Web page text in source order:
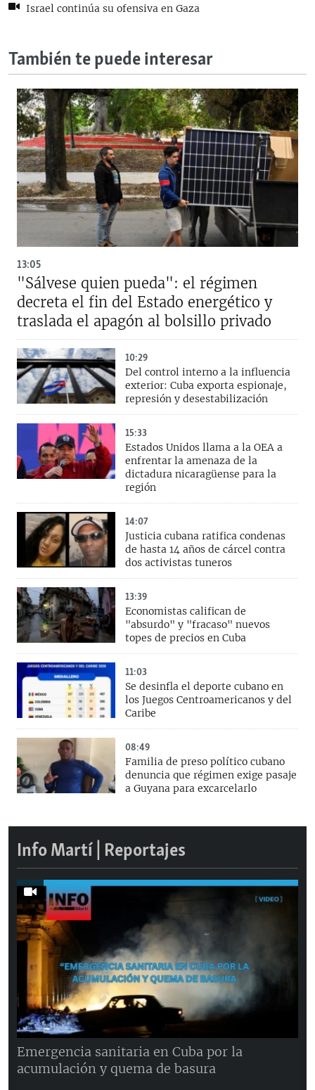
Israel continúa su ofensiva en Gaza
También te puede interesar
13:05
"Sálvese quien pueda": el régimen
decreta el fin del Estado energético y
traslada el apagón al bolsillo privado
10:29
Del control interno a la influencia
exterior: Cuba exporta espionaje,
represión y desestabilización
15:33
Estados Unidos llama a la OEA a
enfrentar la amenaza de la
dictadura nicaragüense para la
región
14:07
Justicia cubana ratifica condenas
de hasta 14 años de cárcel contra
dos activistas tuneros
13:39
Economistas califican de
"absurdo" y "fracaso" nuevos
topes de precios en Cuba
11:03
Se desinfla el deporte cubano en
los Juegos Centroamericanos y del
Caribe
08:49
Familia de preso político cubano
denuncia que régimen exige pasaje
a Guyana para excarcelarlo
Info Martí | Reportajes
Emergencia sanitaria en Cuba por la
acumulación y quema de basura